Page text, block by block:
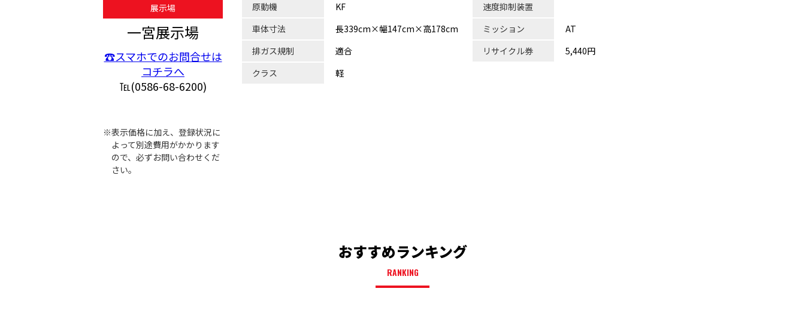
展示場
一宮展示場
☎スマホでのお問合せは
コチラへ
℡(0586-68-6200)
※表示価格に加え、登録状況に
よって別途費用がかかります
ので、必ずお問い合わせくだ
さい。
原動機
KF
速度抑制装置
車体寸法
長339cm×幅147cm×高178cm ミッション
AT
排ガス規制
適合 リサイクル券
5,440円
クラス
軽
おすすめランキング
RANKING